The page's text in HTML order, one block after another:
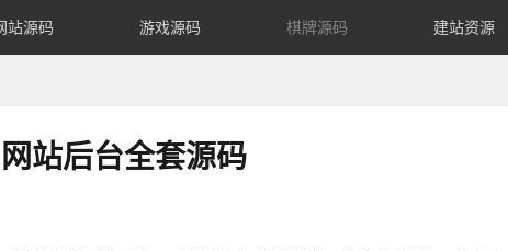
站源码 游戏源码 棋牌源码 建站资源
站后台全套源码